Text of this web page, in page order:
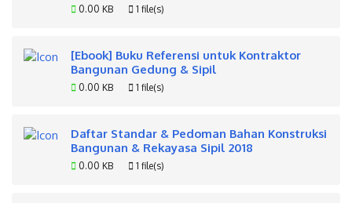
0.00 KB 1 file(s)
[Ebook] Buku Referensi untuk Kontraktor
Bangunan Gedung & Sipil
0.00 KB 1 file(s)
Daftar Standar & Pedoman Bahan Konstruksi
Bangunan & Rekayasa Sipil 2018
0.00 KB 1 file(s)